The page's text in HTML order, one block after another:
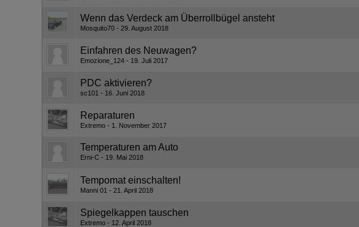
Wenn das Verdeck am Überrollbügel ansteht
Mosquito70 29. August 2018
Einfahren des Neuwagen?
Emozione_124 19. Juli 2017
PDC aktivieren?
sc101 16. Juni 2018
Reparaturen
Extremo 1. November 2017
Temperaturen am Auto
Erni-C 19. Mai 2018
Tempomat einschalten!
Manni 01 21. April 2018
Spiegelkappen tauschen
Extremo 12. April 2018